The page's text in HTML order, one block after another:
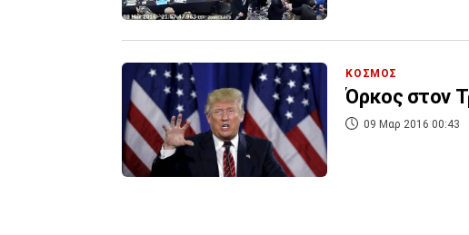
ΚΟΣΜΟΣ
Όρκος στον
09 Μαρ 2016 00:43